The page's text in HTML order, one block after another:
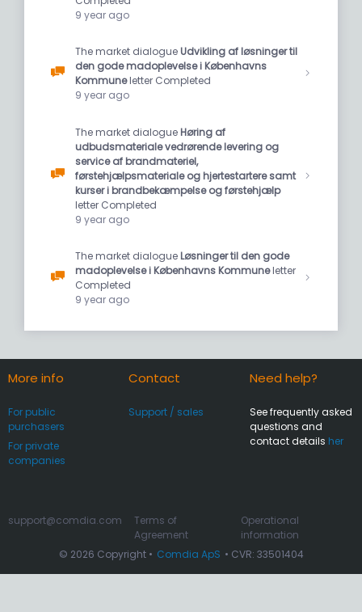
9 year ago
The market dialogueUdvikling af løsninger til
den gode madoplevelse i Københavns
Kommuneletter Completed
9 year ago
The market dialogueHøring af
udbudsmateriale vedrørende levering og
service af brandmateriel,
førstehjælpsmateriale og hjertestartere samt
kurser i brandbekæmpelse og førstehjælp
letter Completed
9 year ago
The market dialogueLøsninger til den gode
madoplevelse i Københavns Kommuneletter
Completed
9 year ago
More info
For public
purchasers
For private
companies
Contact
Support / sales
Need help?
See frequently asked
questions and
contact details her
© 2026 Copyright • Comdia ApS • CVR: 33501404
support@comdia.com
Terms of
Agreement
Operational
information